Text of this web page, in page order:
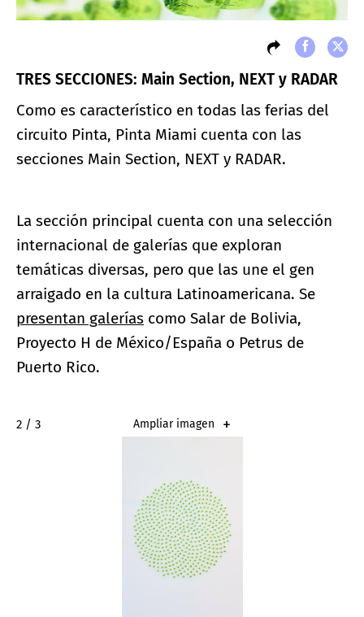
TRES SECCIONES: Main Section, NEXT y RADAR
Como es característico en todas las ferias del
circuito Pinta, Pinta Miami cuenta con las
secciones Main Section, NEXT y RADAR.
La sección principal cuenta con una selección
internacional de galerías que exploran
temáticas diversas, pero que las une el gen
arraigado en la cultura Latinoamericana. Se
presentan galerías como Salar de Bolivia,
Proyecto H de México/España o Petrus de
Puerto Rico.
2 / 3 Ampliar imagen